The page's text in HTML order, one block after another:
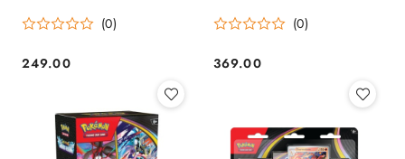
(0)
Cena:
249.00
(0)
Cena:
369.00